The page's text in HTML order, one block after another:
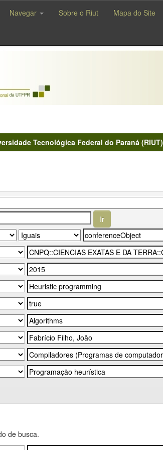
Navegar Sobre o Riut Mapa do Site
Tecnológica Federal do Paraná (RIUT)
de busca.